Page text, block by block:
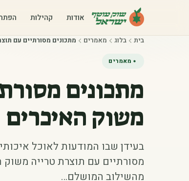
אודות קהילות
בית בלוג מאמרים מתכונים מסורתיים עם
מאמרים
מתכונים
משוק האיכרים
בעידן שבו המודעות לאוכל
מסורתיים עם תוצרת טרייה
מהשילוב המושלם…